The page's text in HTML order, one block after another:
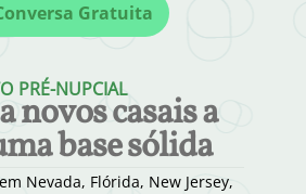
Gratuita
PRÉ-NUPCIAL
novos casais a
base sólida
Nevada, Flórida, New Jersey,